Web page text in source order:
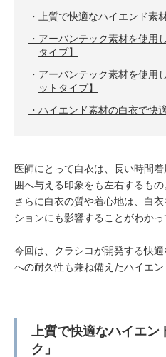
上質で快適なハイエンド素
アーバンテック素材を使用
タイプ】
アーバンテック素材を使用
ットタイプ】
ハイエンド素材の白衣で快
医師にとって白衣は、長い時間
囲へ与える印象をも左右するもの
さらに白衣の質や着心地は、白
ションにも影響することがわかっ
今回は、クラシコが開発する快
への耐久性も兼ね備えたハイエン
上質で快適なハイエン
ク」